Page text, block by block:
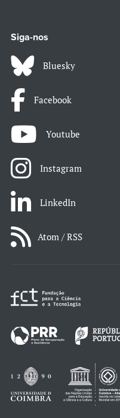
Siga-nos
Bluesky
Facebook
Youtube
Instagram
LinkedIn
Atom / RSS